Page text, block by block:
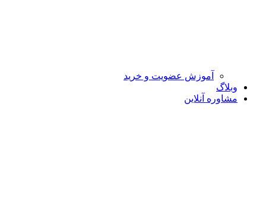
آموزش عضویت و خرید
وبلاگ
مشاوره آنلاین